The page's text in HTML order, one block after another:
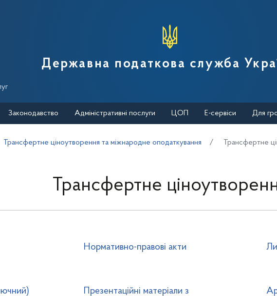
Державної податкової служби України
Державна податкова служба
Законодавство Адміністративні послуги ЦОП Е-сервіси Для
Трансфертне ціноутворення та міжнародне оподаткування Трансфертне
Трансфертне
Нормативно-правові акти
Презентаційні матеріали з